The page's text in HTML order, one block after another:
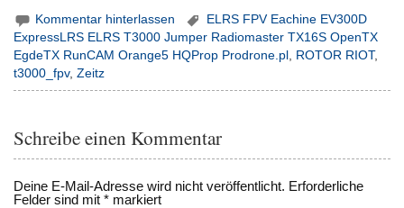
Kommentar hinterlassen
ELRS FPV Eachine EV300D
ExpressLRS ELRS T3000 Jumper Radiomaster TX16S OpenTX
EgdeTX RunCAM Orange5 HQProp Prodrone.pl , ROTOR RIOT,
t3000_fpv,Zeitz
Schreibe einen Kommentar
Deine E-Mail-Adresse wird nicht veröffentlicht. Erforderliche
Felder sind mit* markiert